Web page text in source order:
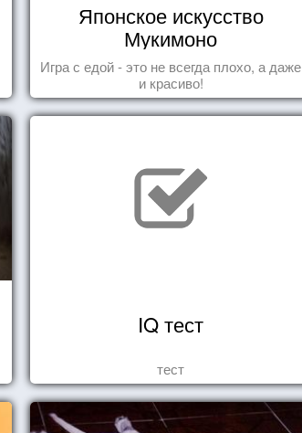
Японское искусство
Мукимоно
Игра с едой - это не всегда плохо, а даже
и красиво!
IQ тест
тест